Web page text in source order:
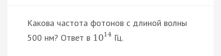
Какова частота фотонов с длиной волны
500 нм? Ответ в 1014 Гц.